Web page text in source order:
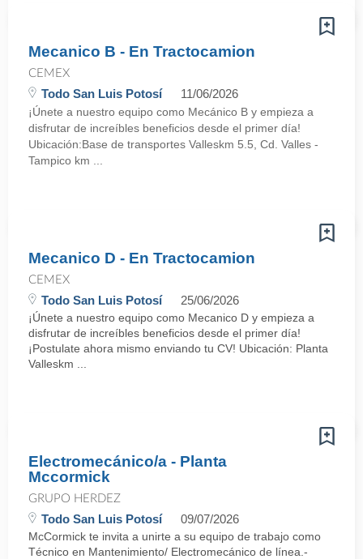
Mecanico B - En Tractocamion
CEMEX
Todo San Luis Potosí 11/06/2026
¡Únete a nuestro equipo como Mecánico B y empieza a
disfrutar de increíbles beneficios desde el primer día!
Ubicación:Base de transportes Valleskm 5.5, Cd. Valles -
Tampico km ...
Mecanico D - En Tractocamion
CEMEX
Todo San Luis Potosí 25/06/2026
¡Únete a nuestro equipo como Mecanico D y empieza a
disfrutar de increíbles beneficios desde el primer día!
¡Postulate ahora mismo enviando tu CV! Ubicación: Planta
Valleskm ...
Electromecánico/a - Planta
Mccormick
GRUPO HERDEZ
Todo San Luis Potosí 09/07/2026
McCormick te invita a unirte a su equipo de trabajo como
Técnico en Mantenimiento/ Electromecánico de línea.-